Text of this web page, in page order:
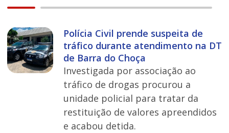
Polícia Civil prende suspeita de
tráfico durante atendimento na DT
de Barra do Choça
Investigada por associação ao
tráfico de drogas procurou a
unidade policial para tratar da
restituição de valores apreendidos
e acabou detida.